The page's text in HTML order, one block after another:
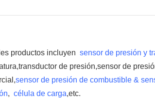
productos incluyen sensor de presión y
de presión,sensor de
sensor de presión de combustible &
, célula de carga,etc.